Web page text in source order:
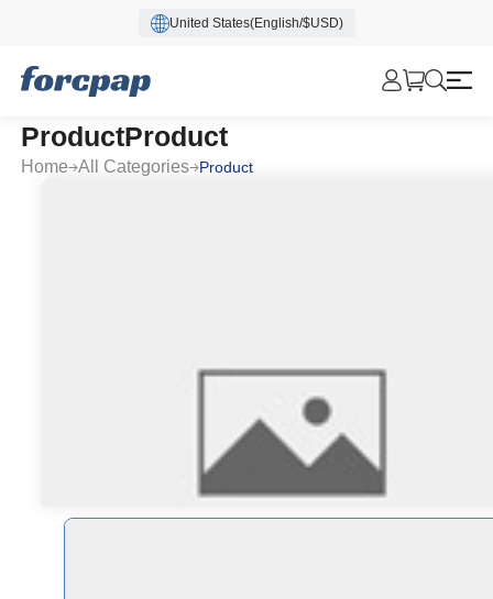
United States(English/$USD)
ProductProduct
Home All Categories Product